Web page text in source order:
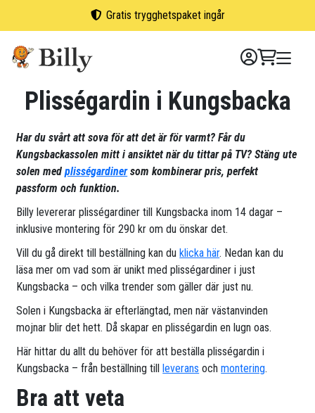
Gratis trygghetspaket ingår
Plisségardin i Kungsbacka
Har du svårt att sova för att det är för varmt? Får du
Kungsbackassolen mitt i ansiktet när du tittar på TV? Stäng ute
solen medplisségardinersom kombinerar pris, perfekt
passform och funktion.
Billy levererar plisségardiner till Kungsbacka inom 14 dagar –
inklusive montering för 290 kr om du önskar det.
Vill du gå direkt till beställning kan duklicka här. Nedan kan du
läsa mer om vad som är unikt med plisségardiner i just
Kungsbacka – och vilka trender som gäller där just nu.
Solen i Kungsbacka är efterlängtad, men när västanvinden
mojnar blir det hett. Då skapar en plisségardin en lugn oas.
Här hittar du allt du behöver för att beställa plisségardin i
Kungsbacka – från beställning tillleverans ochmontering.
Bra att veta